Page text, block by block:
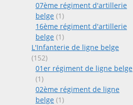
07ème régiment d'artillerie
belge (1)
16ème régiment d'artillerie
belge (1)
L'Infanterie de ligne belge
(152)
01er régiment de ligne belge
(1)
02ème régiment de ligne
belge (1)